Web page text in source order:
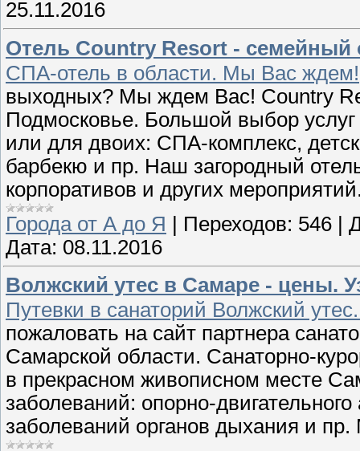
25.11.2016
Отель Country Resort -
СПА-отель в области. Мы Вас ждем!
выходных? Мы ждем Вас! Country
Подмосковье. Большой выбор
или для двоих: СПА-комплекс,
барбекю и пр. Наш загородный
корпоративов и других
Города от А до Я | Переходов: 546 |
Дата: 08.11.2016
Волжский утес в Самаре - цены.
Путевки в санаторий Волжский
пожаловать на сайт партнера
Самарской области. Санаторно-
в прекрасном живописном месте
заболеваний: опорно-
заболеваний органов дыхания и